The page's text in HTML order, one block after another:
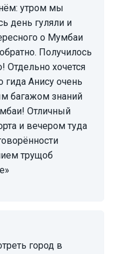
утром мы
день гуляли и
о Мумбаи
Получилось
Отдельно хочется
гида Анису очень
багажом знаний
Отличный
и вечером туда
трущоб